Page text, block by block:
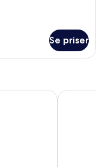
Se priser
Double-